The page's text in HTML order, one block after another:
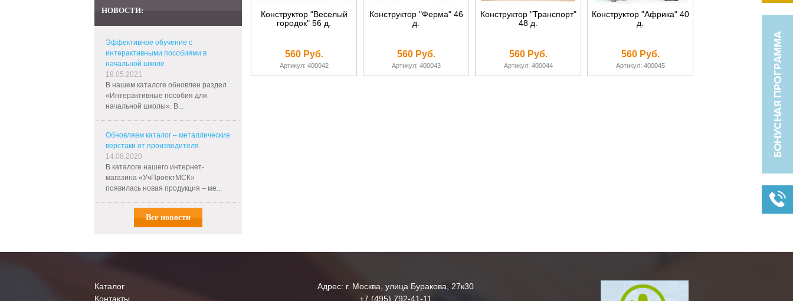
НОВОСТИ:
Эффективное обучение с
интерактивными пособиями в
начальной школе
18.05.2021
В нашем каталоге обновлен раздел
«Интерактивные пособия для
начальной школы». В...
Обновляем каталог – металлические
верстаки от производителя
14.08.2020
В каталоге нашего интернет-
магазина «УчПроектМСК»
появилась новая продукция – ме...
Все новости
Конструктор "Веселый
городок" 56 д.
560 Руб.
Артикул: 400042
Конструктор "Ферма" 46
д.
560 Руб.
Артикул: 400043
Конструктор "Транспорт"
48 д.
560 Руб.
Артикул: 400044
Конструктор "Африка" 40
д.
560 Руб.
Артикул: 400045
Каталог
Контакты
Адрес: г. Москва, улица Буракова, 27к30
+7 (495) 792-41-11